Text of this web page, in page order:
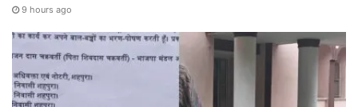
9 hours ago